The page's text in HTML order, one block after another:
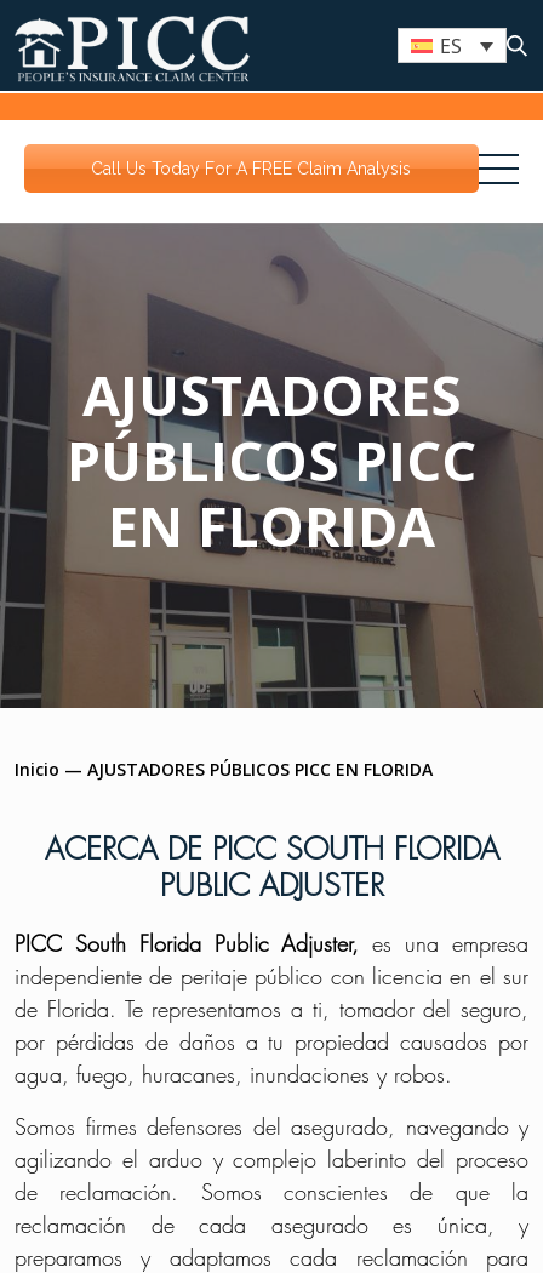
ES
Call Us Today For A FREE Claim Analysis
AJUSTADORES
PÚBLICOS PICC
EN FLORIDA
Inicio — AJUSTADORES PÚBLICOS PICC EN FLORIDA
ACERCA DE PICC SOUTH FLORIDA
PUBLIC ADJUSTER
PICC South Florida Public Adjuster, es una empresa
independiente de peritaje público con licencia en el sur
de Florida. Te representamos a ti, tomador del seguro,
por pérdidas de daños a tu propiedad causados por
agua, fuego, huracanes, inundaciones y robos.
Somos firmes defensores del asegurado, navegando y
agilizando el arduo y complejo laberinto del proceso
de reclamación. Somos conscientes de que la
reclamación de cada asegurado es única, y
preparamos y adaptamos cada reclamación para